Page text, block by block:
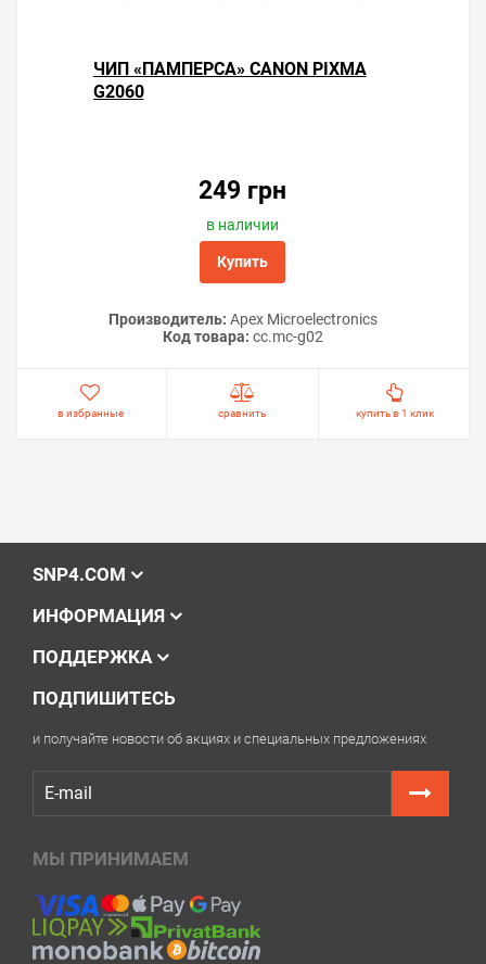
ЧИП «ПАМПЕРСА» CANON PIXMA
G2060
249 грн
в наличии
Купить
Производитель: Apex Microelectronics
Код товара: cc.mc-g02
в избранные сравнить купить в 1 клик
SNP4.COM
ИНФОРМАЦИЯ
ПОДДЕРЖКА
ПОДПИШИТЕСЬ
и получайте новости об акциях и специальных предложениях
МЫ ПРИНИМАЕМ